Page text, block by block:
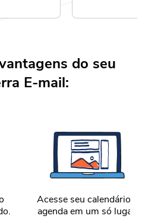
do seu
E-mail:
Acesse seu calendário e
agenda em um só lugar.